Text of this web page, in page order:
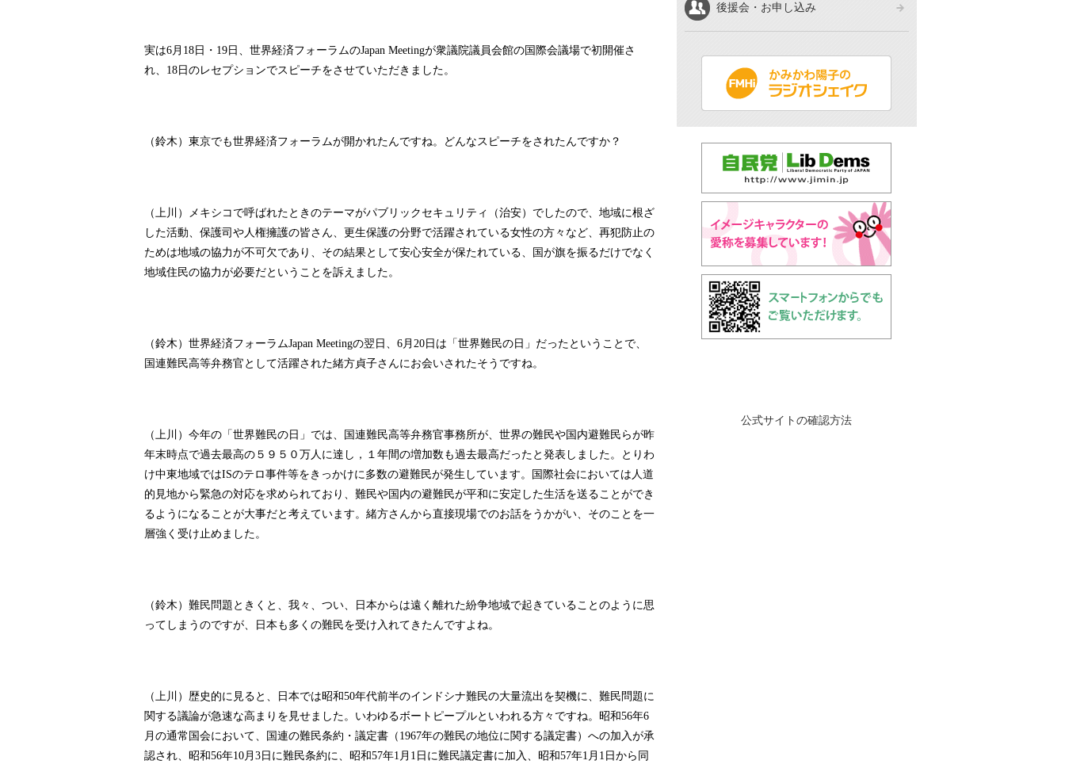
実は6 月 18日・ 19日、世界経済フォーラムのJapan Meetingが衆議院議員会館の国際会議場で初開催さ
れ、 18日のレセプションでスピーチをさせていただきました。
（鈴木）東京でも世界経済フォーラムが開かれたんですね。どんなスピーチをされたんですか？
（上川）メキシコで呼ばれたときのテーマがパブリックセキュリティ（治安）でしたので、地域に根ざ
した活動、保護司や人権擁護の皆さん、更生保護の分野で活躍されている女性の方々など、再犯防止の
ためは地域の協力が不可欠であり、その結果として安心安全が保たれている、国が旗を振るだけでなく
地域住民の協力が必要だということを訴えました。
（鈴木）世界経済フォーラムJapan Meetingの翌日、 6 月 20日は「世界難民の日」だったということで、
国連難民高等弁務官として活躍された緒方貞子さんにお会いされたそうですね。
（上川）今年の「世界難民の日」では、国連難民高等弁務官事務所が、世界の難民や国内避難民らが昨
年末時点で過去最高の５９５０万人に達し，１年間の増加数も過去最高だったと発表しました。とりわ
け中東地域ではISのテロ事件等をきっかけに多数の避難民が発生しています。国際社会においては人道
的見地から緊急の対応を求められており、難民や国内の避難民が平和に安定した生活を送ることができ
るようになることが大事だと考えています。緒方さんから直接現場でのお話をうかがい、そのことを一
層強く受け止めました。
（鈴木）難民問題ときくと、我々、つい、日本からは遠く離れた紛争地域で起きていることのように思
ってしまうのですが、日本も多くの難民を受け入れてきたんですよね。
（上川）歴史的に見ると、日本では昭和50年代前半のインドシナ難民の大量流出を契機に、難民問題に
関する議論が急速な高まりを見せました。いわゆるボートピープルといわれる方々ですね。昭和56年6
月の通常国会において、国連の難民条約・議定書（ 1967年の難民の地位に関する議定書）への加入が承
認され、昭和56年10 月 3日に難民条約に、昭和57年1 月 1 日に難民議定書に加入、昭和57年1 月 1 日から同
後援会・お申し込み
公式サイトの確認方法